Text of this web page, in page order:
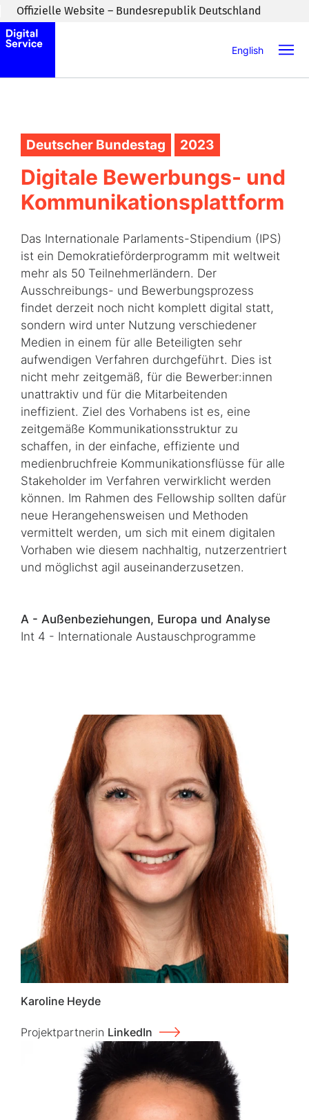
Zum Inhaltsbereich wechseln
Offizielle Website – Bundesrepublik Deutschland
English
Deutscher Bundestag 2023
Digitale Bewerbungs- und
Kommunikationsplattform
Das Internationale Parlaments-Stipendium (IPS)
ist ein Demokratieförderprogramm mit weltweit
mehr als 50 Teilnehmerländern. Der
Ausschreibungs- und Bewerbungsprozess
findet derzeit noch nicht komplett digital statt,
sondern wird unter Nutzung verschiedener
Medien in einem für alle Beteiligten sehr
aufwendigen Verfahren durchgeführt. Dies ist
nicht mehr zeitgemäß, für die Bewerber:innen
unattraktiv und für die Mitarbeitenden
ineffizient. Ziel des Vorhabens ist es, eine
zeitgemäße Kommunikationsstruktur zu
schaffen, in der einfache, effiziente und
medienbruchfreie Kommunikationsflüsse für alle
Stakeholder im Verfahren verwirklicht werden
können. Im Rahmen des Fellowship sollten dafür
neue Herangehensweisen und Methoden
vermittelt werden, um sich mit einem digitalen
Vorhaben wie diesem nachhaltig, nutzerzentriert
und möglichst agil auseinanderzusetzen.
A - Außenbeziehungen, Europa und Analyse
Int 4 - Internationale Austauschprogramme
Karoline Heyde
Projektpartnerin LinkedIn